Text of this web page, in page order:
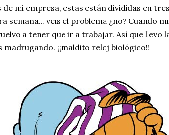
mi empresa, estas están divididas en
semana... veis el problema ¿no? Cuando
a tener que ir a trabajar. Así que llevo
madrugando. ¡¡maldito reloj biológico!!